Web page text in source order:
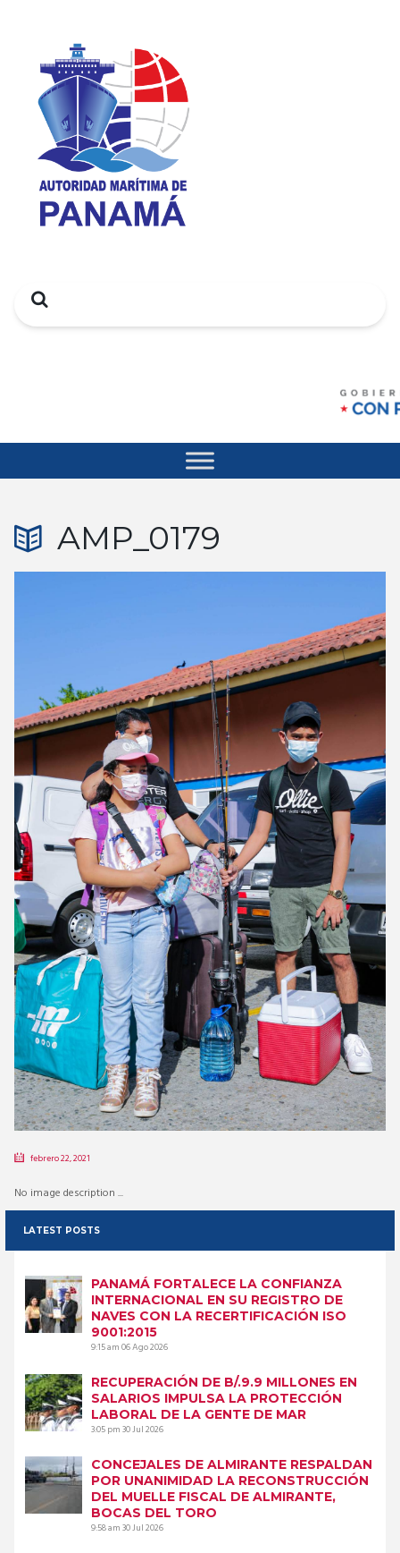
Search
AMP_0179
febrero 22, 2021
No image description ...
LATEST POSTS
PANAMÁ FORTALECE LA CONFIANZA
INTERNACIONAL EN SU REGISTRO DE
NAVES CON LA RECERTIFICACIÓN ISO
9001:2015
9:15 am06 Ago 2026
RECUPERACIÓN DE B/.9.9 MILLONES EN
SALARIOS IMPULSA LA PROTECCIÓN
LABORAL DE LA GENTE DE MAR
3:05 pm30 Jul 2026
CONCEJALES DE ALMIRANTE RESPALDAN
POR UNANIMIDAD LA RECONSTRUCCIÓN
DEL MUELLE FISCAL DE ALMIRANTE,
BOCAS DEL TORO
9:58 am30 Jul 2026